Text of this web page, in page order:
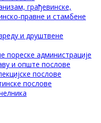
грађевинске,
правне и стамбене
и друштвене
администрације
и опште послове
послове
послове